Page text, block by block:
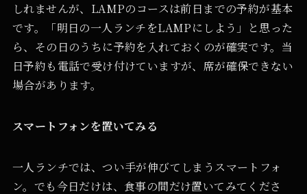
しれませんが、LAMPのコースは前日までの予約が基本
です。「明日の一人ランチをLAMPにしよう」と思った
ら、その日のうちに予約を入れておくのが確実です。当
日予約も電話で受け付けていますが、席が確保できない
場合があります。
スマートフォンを置いてみる
一人ランチでは、つい手が伸びてしまうスマートフォ
ン。でも今日だけは、食事の間だけ置いてみてくださ